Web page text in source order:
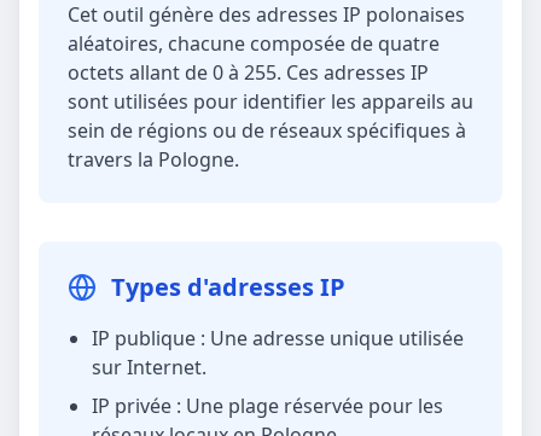
Cet outil génère des adresses IP polonaises
aléatoires, chacune composée de quatre
octets allant de 0 à 255. Ces adresses IP
sont utilisées pour identifier les appareils au
sein de régions ou de réseaux spécifiques à
travers la Pologne.
Types d'adresses IP
IP publique : Une adresse unique utilisée
sur Internet.
IP privée : Une plage réservée pour les